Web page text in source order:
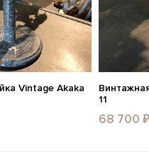
Vintage Akaka
11
68 700 ₽